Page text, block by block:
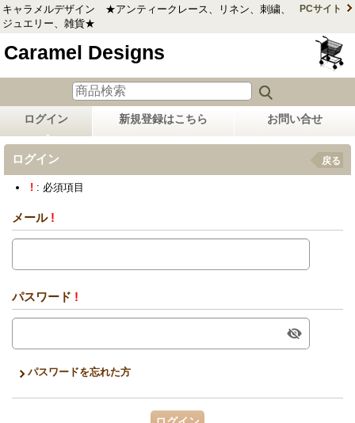
キャラメルデザイン ★アンティークレース、リネン、刺繍、
ジュエリー、雑貨★
PCサイト
Caramel Designs
ログイン 新規登録はこちら お問い合せ
ログイン 戻る
! : 必須項目
メール !
パスワード !
パスワードを忘れた方